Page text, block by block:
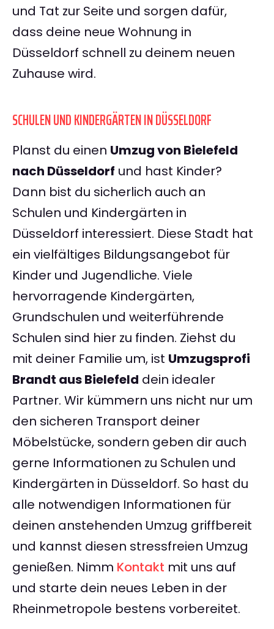
und Tat zur Seite und sorgen dafür,
dass deine neue Wohnung in
Düsseldorf schnell zu deinem neuen
Zuhause wird.
SCHULEN UND KINDERGÄRTEN IN DÜSSELDORF
Planst du einen Umzug von Bielefeld
nach Düsseldorf und hast Kinder?
Dann bist du sicherlich auch an
Schulen und Kindergärten in
Düsseldorf interessiert. Diese Stadt hat
ein vielfältiges Bildungsangebot für
Kinder und Jugendliche. Viele
hervorragende Kindergärten,
Grundschulen und weiterführende
Schulen sind hier zu finden. Ziehst du
mit deiner Familie um, ist Umzugsprofi
Brandt aus Bielefeld dein idealer
Partner. Wir kümmern uns nicht nur um
den sicheren Transport deiner
Möbelstücke, sondern geben dir auch
gerne Informationen zu Schulen und
Kindergärten in Düsseldorf. So hast du
alle notwendigen Informationen für
deinen anstehenden Umzug griffbereit
und kannst diesen stressfreien Umzug
genießen. Nimm Kontakt mit uns auf
und starte dein neues Leben in der
Rheinmetropole bestens vorbereitet.